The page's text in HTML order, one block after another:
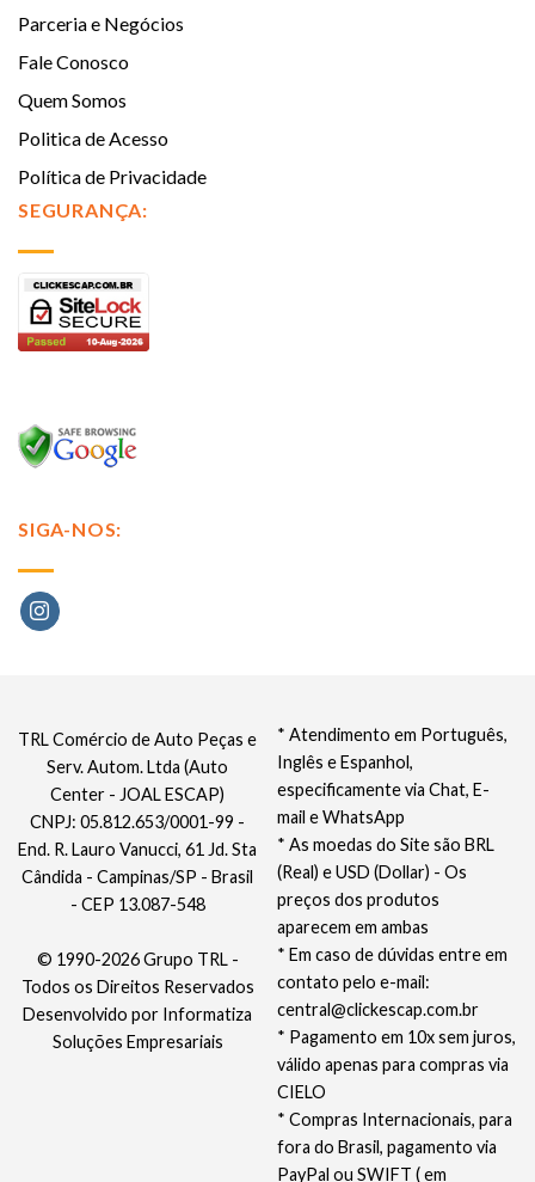
Parceria e Negócios
Fale Conosco
Quem Somos
Politica de Acesso
Política de Privacidade
SEGURANÇA:
SIGA-NOS:
* Atendimento em Português,
Inglês e Espanhol,
especificamente via Chat, E-
mail e WhatsApp
* As moedas do Site são BRL
(Real) e USD (Dollar) - Os
preços dos produtos
aparecem em ambas
* Em caso de dúvidas entre em
contato pelo e-mail:
central@clickescap.com.br
* Pagamento em 10x sem juros,
válido apenas para compras via
CIELO
* Compras Internacionais, para
fora do Brasil, pagamento via
PayPal ou SWIFT ( em
TRL Comércio de Auto Peças e
Serv. Autom. Ltda (Auto
Center - JOAL ESCAP)
CNPJ: 05.812.653/0001-99 -
End. R. Lauro Vanucci, 61 Jd. Sta
Cândida - Campinas/SP - Brasil
- CEP 13.087-548
© 1990-2026 Grupo TRL -
Todos os Direitos Reservados
Desenvolvido por Informatiza
Soluções Empresariais